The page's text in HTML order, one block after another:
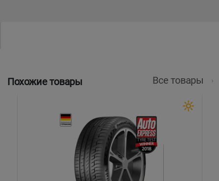
Похожие товары Все товары